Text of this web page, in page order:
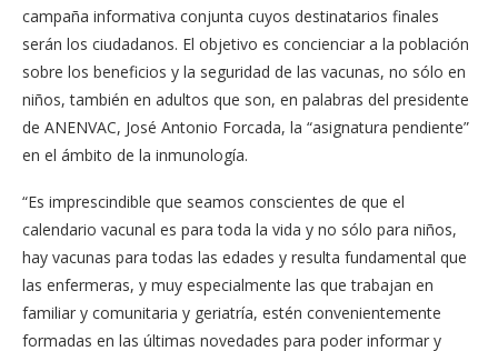
campaña informativa conjunta cuyos destinatarios finales
serán los ciudadanos. El objetivo es concienciar a la población
sobre los beneficios y la seguridad de las vacunas, no sólo en
niños, también en adultos que son, en palabras del presidente
de ANENVAC, José Antonio Forcada, la “asignatura pendiente”
en el ámbito de la inmunología.
“Es imprescindible que seamos conscientes de que el
calendario vacunal es para toda la vida y no sólo para niños,
hay vacunas para todas las edades y resulta fundamental que
las enfermeras, y muy especialmente las que trabajan en
familiar y comunitaria y geriatría, estén convenientemente
formadas en las últimas novedades para poder informar y